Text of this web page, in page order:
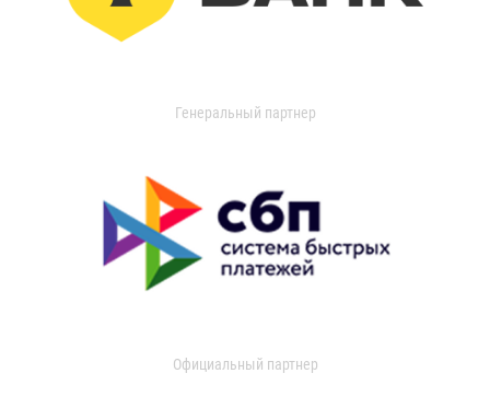
Генеральный партнер
Официальный партнер